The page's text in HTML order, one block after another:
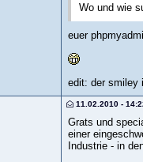
Wo und wie
euer
edit: der smiley
11.02.2010 -
Grats und
einer
Industrie - in